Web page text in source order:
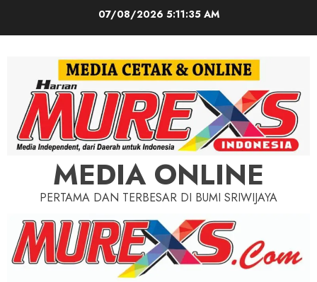
07/08/2026 5:11:37 AM
MEDIA ONLINE
PERTAMA DAN TERBESAR DI BUMI SRIWIJAYA